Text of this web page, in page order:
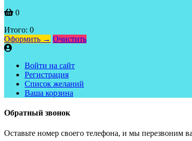
0
Итого: 0
Оформить → Очистить
Войти на сайт
Регистрация
Список желаний
Ваша корзина
Обратный звонок
Оставьте номер своего телефона, и мы перезвоним